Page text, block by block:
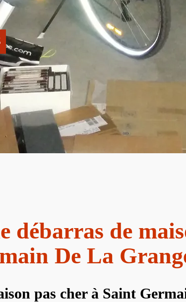
débarras de
De La
pas cher à Saint